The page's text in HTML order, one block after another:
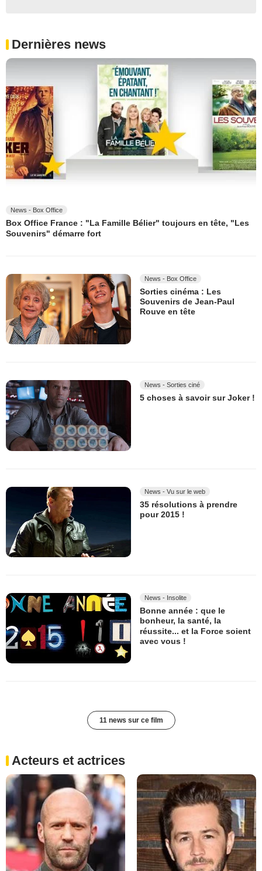
Dernières news
News - Box Office
Box Office France : "La Famille Bélier" toujours en tête, "Les
Souvenirs" démarre fort
News - Box Office
Sorties cinéma : Les
Souvenirs de Jean-Paul
Rouve en tête
News - Sorties ciné
5 choses à savoir sur Joker !
News - Vu sur le web
35 résolutions à prendre
pour 2015 !
News - Insolite
Bonne année : que le
bonheur, la santé, la
réussite... et la Force soient
avec vous !
11 news sur ce film
Acteurs et actrices